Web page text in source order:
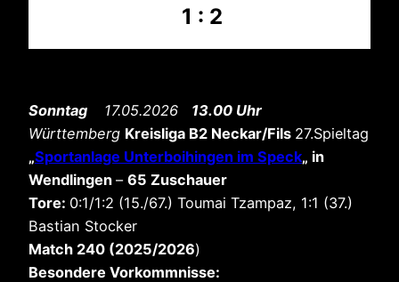
1 : 2
Sonntag 17.05.2026 13.00 Uhr
Württemberg Kreisliga B2 Neckar/Fils 27.Spieltag
„Sportanlage Unterboihingen im Speck„ in
Wendlingen – 65 Zuschauer
Tore: 0:1/1:2 (15./67.) Toumai Tzampaz, 1:1 (37.)
Bastian Stocker
Match 240 (2025/2026)
Besondere Vorkommnisse: